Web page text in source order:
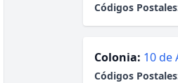
Códigos
Colonia: 10 de
Códigos